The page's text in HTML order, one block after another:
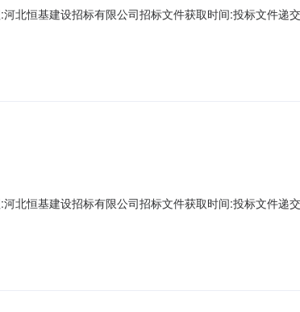
北恒基建设招标有限公司招标文件获取时间:投标文件递
二标段1.招标条件本招标项目任丘市2018年农业综合开
北恒基建设招标有限公司招标文件获取时间:投标文件递
四标段1.招标条件本招标项目任丘市2018年农业综合开